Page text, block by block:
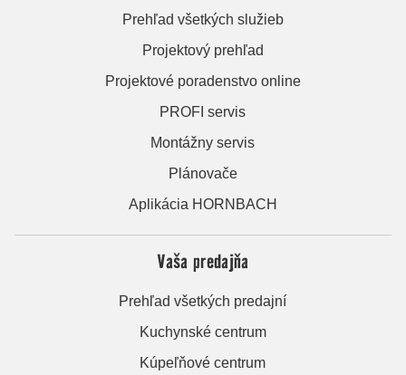
Prehľad všetkých služieb
Projektový prehľad
Projektové poradenstvo online
PROFI servis
Montážny servis
Plánovače
Aplikácia HORNBACH
Vaša predajňa
Prehľad všetkých predajní
Kuchynské centrum
Kúpeľňové centrum